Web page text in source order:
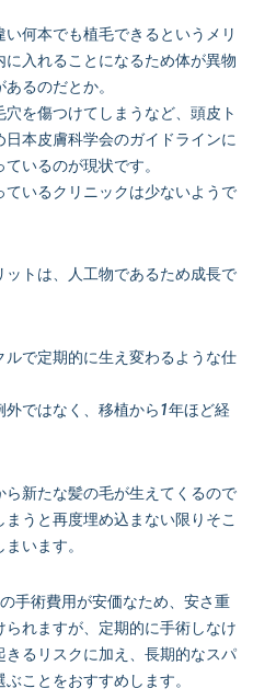
何本でも植毛できるというメリ
入れることになるため体が異物
るのだとか。
を傷つけてしまうなど、頭皮ト
本皮膚科学会のガイドラインに
いるのが現状です。
いるクリニックは少ないようで
トは、人工物であるため成長で
で定期的に生え変わるような仕
ではなく、移植から1年ほど経
新たな髪の毛が生えてくるので
うと再度埋め込まない限りそこ
います。
手術費用が安価なため、安さ重
れますが、定期的に手術しなけ
るリスクに加え、長期的なスパ
ことをおすすめします。